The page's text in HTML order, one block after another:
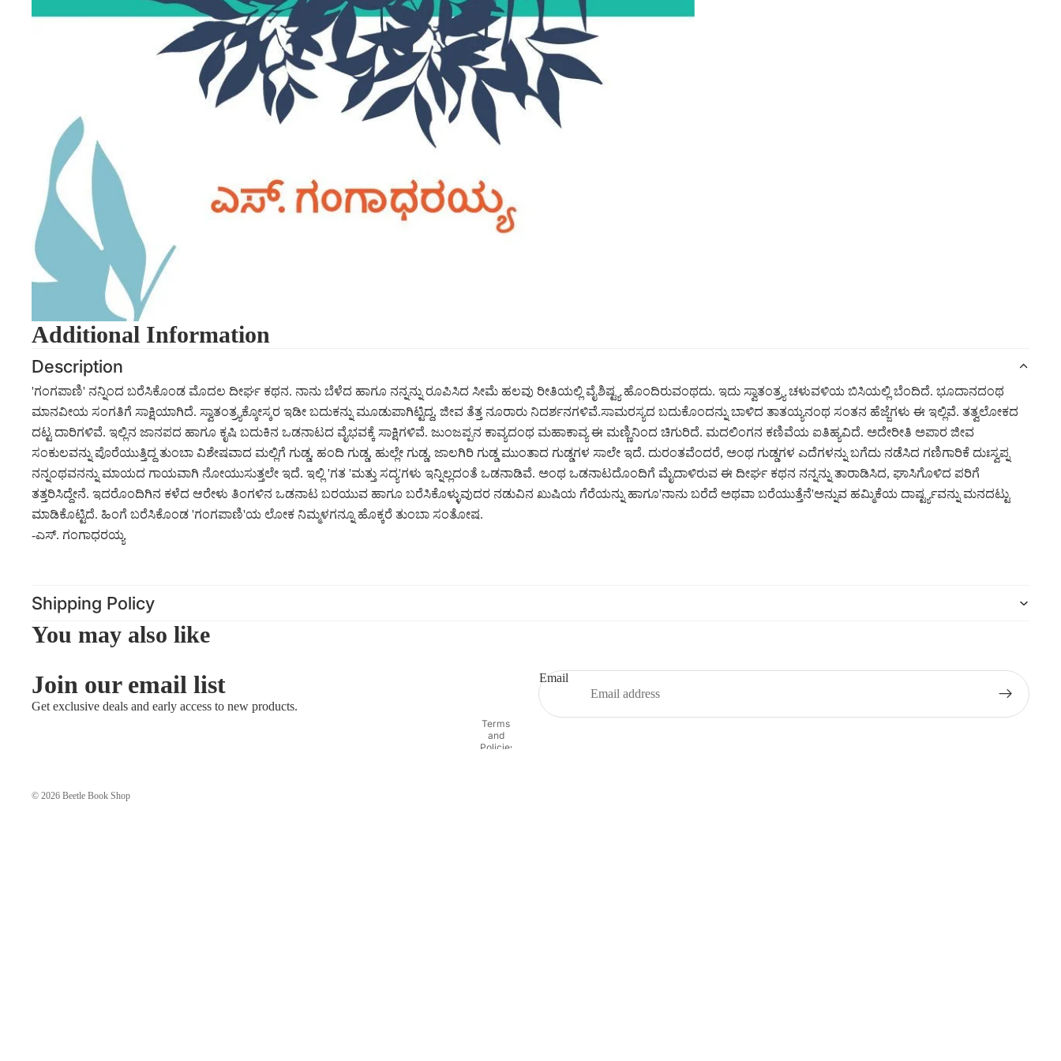
Additional Information
Description
'ಗಂಗಪಾಣಿ' ನನ್ನಿಂದ ಬರೆಸಿಕೊಂಡ ಮೊದಲ ದೀರ್ಘ ಕಥನ. ನಾನು ಬೆಳೆದ ಹಾಗೂ ನನ್ನನ್ನು ರೂಪಿಸಿದ ಸೀಮೆ ಹಲವು ರೀತಿಯಲ್ಲಿ ವೈಶಿಷ್ಟ್ಯ ಹೊಂದಿರುವಂಥದು. ಇದು ಸ್ವಾತಂತ್ರ್ಯ ಚಳುವಳಿಯ ಬಿಸಿಯಲ್ಲಿ ಬೆಂದಿದೆ. ಭೂದಾನದಂಥ
ಮಾನವೀಯ ಸಂಗತಿಗೆ ಸಾಕ್ಷಿಯಾಗಿದೆ. ಸ್ವಾತಂತ್ರ್ಯಕ್ಕೋಸ್ಕರ ಇಡೀ ಬದುಕನ್ನು ಮೂಡುಪಾಗಿಟ್ಟಿದ್ದ, ಜೀವ ತೆತ್ತ ನೂರಾರು ನಿದರ್ಶನಗಳಿವೆ.ಸಾಮರಸ್ಯದ ಬದುಕೊಂದನ್ನು ಬಾಳಿದ ತಾತಯ್ಯನಂಥ ಸಂತನ ಹೆಜ್ಜೆಗಳು ಈ ಇಲ್ಲಿವೆ. ತತ್ವಲೋಕದ
ದಟ್ಟ ದಾರಿಗಳಿವೆ. ಇಲ್ಲಿನ ಜಾನಪದ ಹಾಗೂ ಕೃಷಿ ಬದುಕಿನ ಒಡನಾಟದ ವೈಭವಕ್ಕೆ ಸಾಕ್ಷಿಗಳಿವೆ. ಜುಂಜಪ್ಪನ ಕಾವ್ಯದಂಥ ಮಹಾಕಾವ್ಯ ಈ ಮಣ್ಣಿನಿಂದ ಚಿಗುರಿದೆ. ಮದಲಿಂಗನ ಕಣಿವೆಯ ಐತಿಹ್ಯವಿದೆ. ಅದೇರೀತಿ ಅಪಾರ ಜೀವ
ಸಂಕುಲವನ್ನು ಪೊರೆಯುತ್ತಿದ್ದ ತುಂಬಾ ವಿಶೇಷವಾದ ಮಲ್ಲಿಗೆ ಗುಡ್ಡ, ಹಂದಿ ಗುಡ್ಡ, ಹುಲ್ಲೇ ಗುಡ್ಡ, ಜಾಲಗಿರಿ ಗುಡ್ಡ ಮುಂತಾದ ಗುಡ್ಡಗಳ ಸಾಲೇ ಇದೆ. ದುರಂತವೆಂದರೆ, ಅಂಥ ಗುಡ್ಡಗಳ ಎದೆಗಳನ್ನು ಬಗೆದು ನಡೆಸಿದ ಗಣಿಗಾರಿಕೆ ದುಃಸ್ವಪ್ನ
ನನ್ನಂಥವನನ್ನು ಮಾಯದ ಗಾಯವಾಗಿ ನೋಯುಸುತ್ತಲೇ ಇದೆ. ಇಲ್ಲಿ 'ಗತ 'ಮತ್ತು ಸದ್ಯ'ಗಳು ಇನ್ನಿಲ್ಲದಂತೆ ಒಡನಾಡಿವೆ. ಅಂಥ ಒಡನಾಟದೊಂದಿಗೆ ಮೈದಾಳಿರುವ ಈ ದೀರ್ಘ ಕಥನ ನನ್ನನ್ನು ತಾರಾಡಿಸಿದ, ಘಾಸಿಗೊಳಿದ ಪರಿಗೆ
ತತ್ತರಿಸಿದ್ದೇನೆ. ಇದರೊಂದಿಗಿನ ಕಳೆದ ಆರೇಳು ತಿಂಗಳಿನ ಒಡನಾಟ ಬರಯುವ ಹಾಗೂ ಬರೆಸಿಕೊಳ್ಳುವುದರ ನಡುವಿನ ಖುಷಿಯ ಗೆರೆಯನ್ನು ಹಾಗೂ'ನಾನು ಬರೆದೆ ಅಥವಾ ಬರೆಯುತ್ತೆನೆ'ಅನ್ನುವ ಹಮ್ಮಿಕೆಯ ದಾರ್ಷ್ಟ್ಯವನ್ನು ಮನದಟ್ಟು
ಮಾಡಿಕೊಟ್ಟಿದೆ. ಹಿಂಗೆ ಬರೆಸಿಕೊಂಡ 'ಗಂಗಪಾಣಿ'ಯ ಲೋಕ ನಿಮ್ಮಳಗನ್ನೂ ಹೊಕ್ಕರೆ ತುಂಬಾ ಸಂತೋಷ.
-ಎಸ್. ಗಂಗಾಧರಯ್ಯ
Shipping Policy
You may also like
Join our email list
Get exclusive deals and early access to new products.
Email
© 2026 Beetle Book Shop
Terms
and
Policies
Terms of service
Contact information